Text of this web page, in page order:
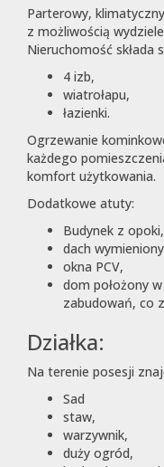
Parterowy,
z możliwością
Nieruchomość składa
4 izb,
wiatrołapu,
łazienki.
Ogrzewanie
każdego
komfort użytkowania.
Dodatkowe atuty:
Budynek z opoki,
dach
okna PCV,
dom położony
zabudowań, co
Działka:
Na terenie posesji
Sad
staw,
warzywnik,
duży ogród,